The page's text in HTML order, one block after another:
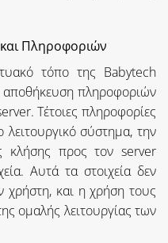
Πληροφοριών
τόπο της Babytech
αποθήκευση πληροφοριών
Τέτοιες πληροφορίες
σύστημα, την
κλήσης προς τον server
Αυτά τα στοιχεία δεν
χρήστη, και η χρήση τους
ομαλής λειτουργίας των